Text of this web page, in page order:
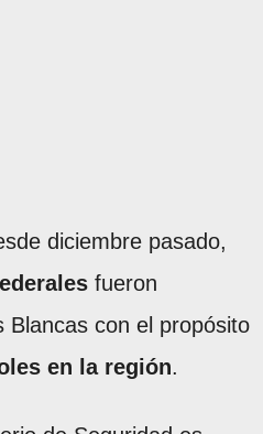
diciembre pasado,
fueron
Blancas con el propósito
en la región.